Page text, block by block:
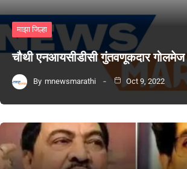
माझा जिल्हा
चौथी एनआयसीडीसी गुंतवणूकदार गोलमेज
By mnewsmarathi Oct 9, 2022